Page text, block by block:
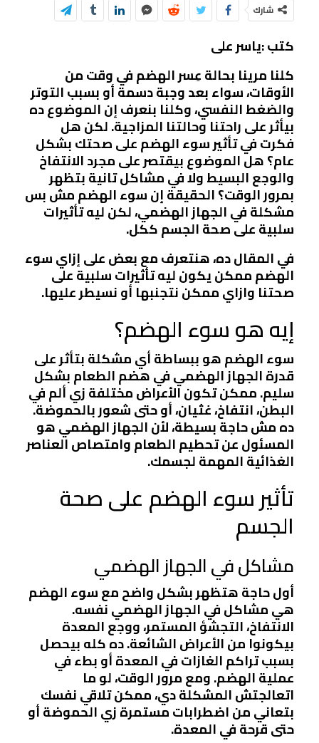
شارك
كتب :ياسر على
كلنا مرينا بحالة عِسر الهضم في وقت من
الأوقات، سواء بعد وجبة دسمة أو بسبب التوتر
والضغط النفسي، وكلنا بنعرف إن الموضوع ده
بيأثر على راحتنا وحالتنا المزاجية. لكن هل
فكرت في تأثير سوء الهضم على صحتك بشكل
عام؟ هل الموضوع بيقتصر على مجرد الانتفاخ
والوجع البسيط ولا في مشاكل تانية بتظهر
بمرور الوقت؟ الحقيقة إن سوء الهضم مش بس
مشكلة في الجهاز الهضمي، لكن ليه تأثيرات
سلبية على صحة الجسم ككل.
في المقال ده، هنتعرف مع بعض على إزاي سوء
الهضم ممكن يكون ليه تأثيرات سلبية على
صحتنا وازاي ممكن نتجنبها أو نسيطر عليها.
إيه هو سوء الهضم؟
سوء الهضم هو ببساطة أي مشكلة بتأثر على
قدرة الجهاز الهضمي في هضم الطعام بشكل
سليم. ممكن تكون الأعراض مختلفة زي ألم في
البطن، انتفاخ، غثيان، أو حتى شعور بالحموضة.
ده مش حاجة بسيطة، لأن الجهاز الهضمي هو
المسئول عن تحطيم الطعام وامتصاص العناصر
الغذائية المهمة لجسمك.
تأثير سوء الهضم على صحة
الجسم
مشاكل في الجهاز الهضمي
أول حاجة هتظهر بشكل واضح مع سوء الهضم
هي مشاكل في الجهاز الهضمي نفسه.
الانتفاخ، التجشؤ المستمر، ووجع المعدة
بيكونوا من الأعراض الشائعة. ده كله بيحصل
بسبب تراكم الغازات في المعدة أو بطء في
عملية الهضم. ومع مرور الوقت، لو ما
اتعالجتش المشكلة دي، ممكن تلاقي نفسك
بتعاني من اضطرابات مستمرة زي الحموضة أو
حتى قرحة في المعدة.